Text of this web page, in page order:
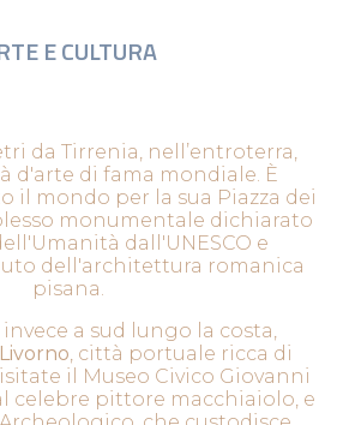
E CULTURA
da Tirrenia, nell’entroterra,
d'arte di fama mondiale. È
il mondo per la sua Piazza dei
monumentale dichiarato
dall'UNESCO e
dell'architettura romanica
pisana.
a sud lungo la costa,
Livorno , città portuale ricca di
il Museo Civico Giovanni
celebre pittore macchiaiolo, e